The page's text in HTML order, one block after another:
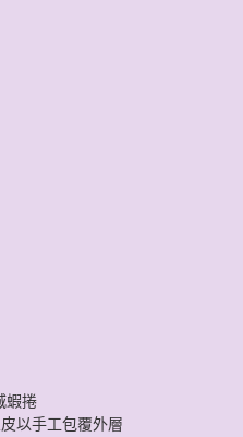
蝦捲
以手工包覆外層